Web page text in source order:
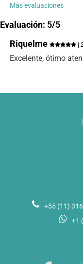
Más evaluaciones
Evaluación: 5/5
Riquelme
|
Excelente, ótimo
+55 (11)
+1